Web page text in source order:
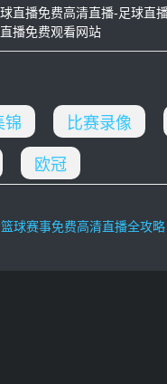
直播免费高清直播-足球直
播免费观看网站
锦 比赛录像
欧冠
球赛事免费高清直播全攻略